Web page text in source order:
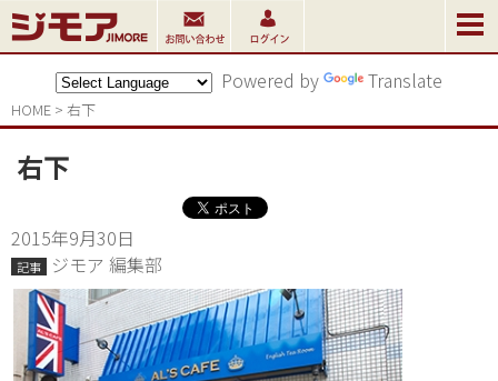
Powered by Translate
HOME > 右下
右下
2015年9月30日
記事 ジモア 編集部